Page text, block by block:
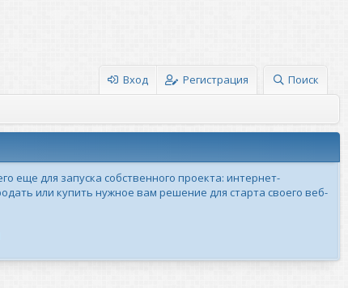
Вход Регистрация Поиск
еще для запуска собственного проекта: интернет-
или купить нужное вам решение для старта своего веб-